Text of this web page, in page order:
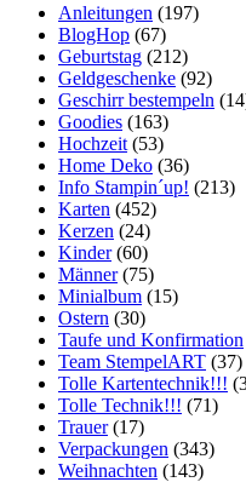
Anleitungen (197)
BlogHop (67)
Geburtstag (212)
Geldgeschenke (92)
Geschirr bestempeln
Goodies (163)
Hochzeit (53)
Home Deko (36)
Info Stampin´up! (213)
Karten (452)
Kerzen (24)
Kinder(60)
Männer(75)
Minialbum (15)
Ostern (30)
Taufe und Konfirmation
Team StempelART (37)
Tolle Kartentechnik!!!
Tolle Technik!!! (71)
Trauer(17)
Verpackungen (343)
Weihnachten (143)